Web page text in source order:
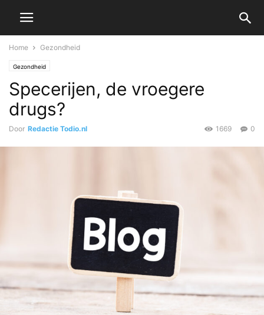
Home Gezondheid
Gezondheid
Specerijen, de vroegere
drugs?
Door Redactie Todio.nl 0
1669